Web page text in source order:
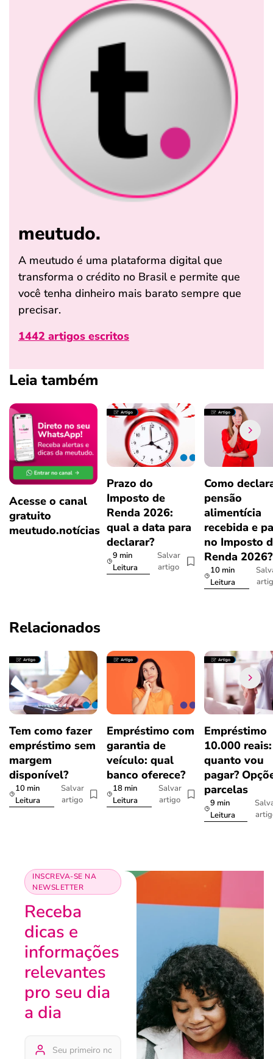
meutudo.
A meutudo é uma plataforma digital que
transforma o crédito no Brasil e permite que
você tenha dinheiro mais barato sempre que
precisar.
1442 artigos escritos
Leia também
Acesse o canal
gratuito
meutudo.notícias
Prazo do
Imposto de
Renda 2026:
qual a data para
declarar?
9 min
Leitura
Salvar
artigo
Como
pensão
alimentícia
recebida e
no Imposto
Renda
10 min
Leitura
Relacionados
Tem como fazer
empréstimo sem
margem
disponível?
10 min
Leitura
Salvar
artigo
Empréstimo com
garantia de
veículo: qual
banco oferece?
18 min
Leitura
Salvar
artigo
Empréstimo
10.000 reais:
quanto vou
pagar?
parcelas
9 min
Leitura
INSCREVA-SE NA
NEWSLETTER
Receba
dicas e
informações
relevantes
pro seu dia
a dia